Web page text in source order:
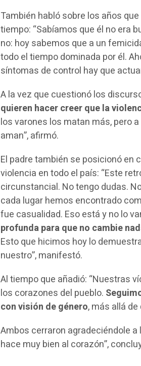
También habló sobre los años
tiempo: “Sabíamos que él no era
no: hoy sabemos que a un
todo el tiempo dominada por él.
síntomas de control hay que
A la vez que cuestionó los
quieren hacer creer que la
los varones los matan más, pero
aman”, afirmó.
El padre también se posicionó en
violencia en todo el país: “Este
circunstancial. No tengo dudas.
cada lugar hemos encontrado
fue casualidad. Eso está y no lo
profunda para que no cambie
Esto que hicimos hoy lo
nuestro”, manifestó.
Al tiempo que añadió: “Nuestras
los corazones del pueblo.
con visión de género, más allá
Ambos cerraron agradeciéndole
hace muy bien al corazón”,